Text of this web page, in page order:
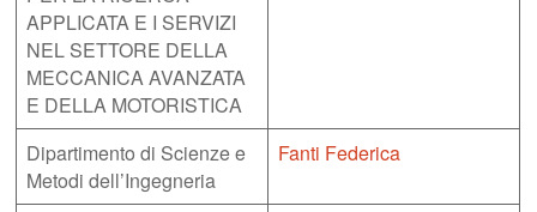
APPLICATA E I SERVIZI
NEL SETTORE DELLA
MECCANICA AVANZATA
E DELLA MOTORISTICA
Dipartimento di Scienze e
Metodi dell’Ingegneria
Fanti Federica